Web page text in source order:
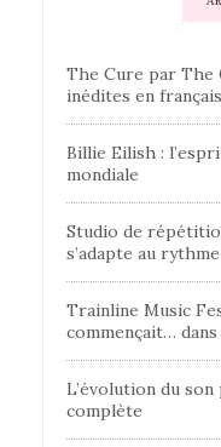
The Cure par The
inédites en français
Billie Eilish :
mondiale
Studio de
s’adapte au
Trainline Music
commençait…
L’évolution du
complète